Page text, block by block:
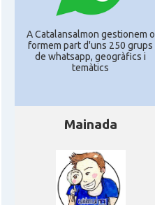
A Catalansalmon gestionem o
formem part d'uns 250 grups
de whatsapp, geogràfics i
temàtics
Mainada